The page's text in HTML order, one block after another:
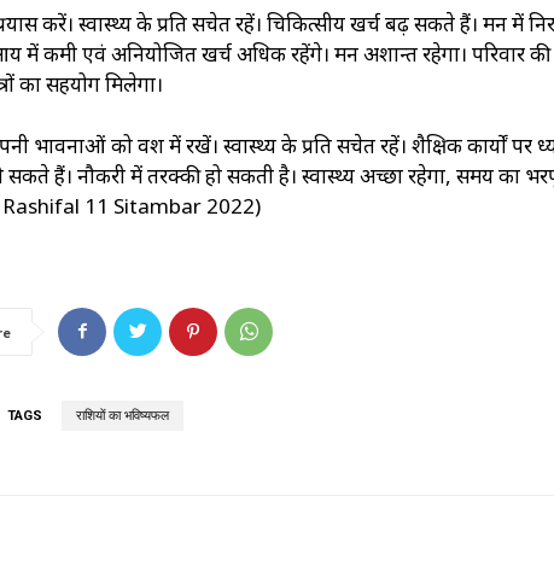
करें। स्वास्थ्‍य के प्रति सचेत रहें। चिकित्सीय खर्च बढ़ सकते हैं। मन में
में कमी एवं अनियोजित खर्च अधिक रहेंगे। मन अशान्त रहेगा। परिवार की
का सहयोग मिलेगा।
भावनाओं को वश में रखें। स्वास्थ्‍य के प्रति सचेत रहें। शैक्षिक कार्यों पर
सकते हैं। नौकरी में तरक्‍की हो सकती है। स्वास्थ्‍य अच्छा रहेगा, समय का
Rashifal 11 Sitambar 2022)
TAGS राशियों का भविष्यफल